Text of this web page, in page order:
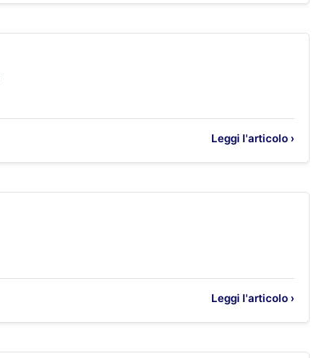
Leggi l'articolo ›
Leggi l'articolo ›